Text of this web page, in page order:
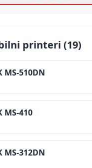
printeri (19)
MS-510DN
MS-410
MS-312DN